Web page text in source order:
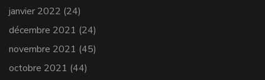
janvier 2022 (24)
décembre 2021 (24)
novembre 2021 (45)
octobre 2021 (44)